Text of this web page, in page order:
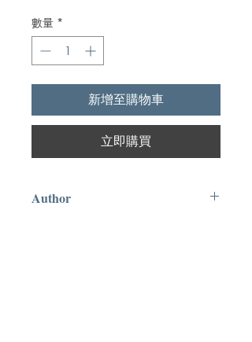
數量 *
新增至購物車
立即購買
Author